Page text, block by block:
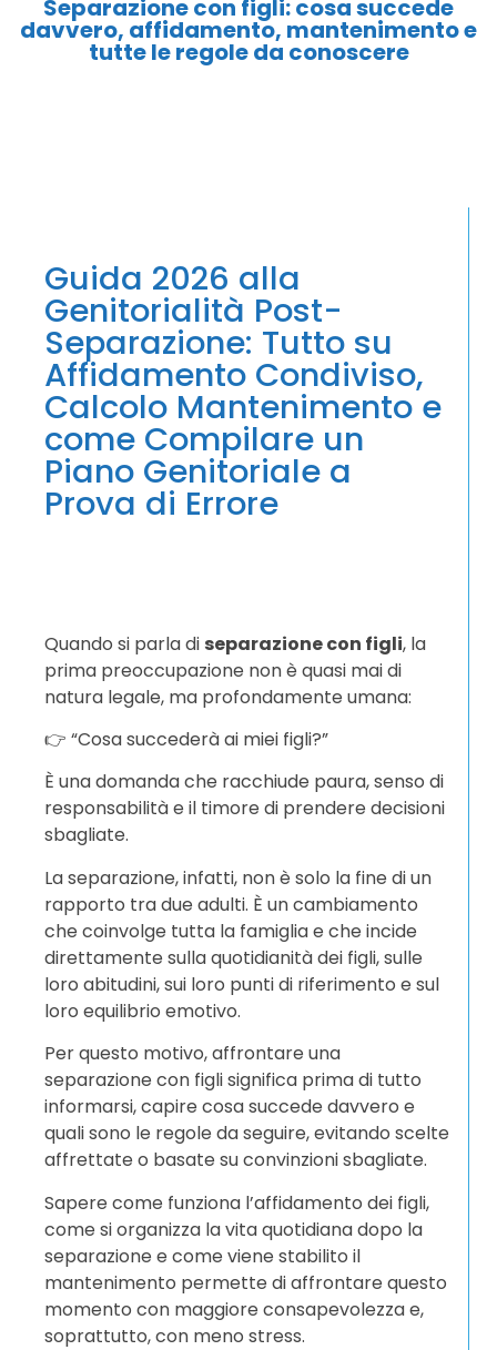
Separazione con figli: cosa succede
davvero, affidamento, mantenimento e
tutte le regole da conoscere
Guida 2026 alla
Genitorialità Post-
Separazione: Tutto su
Affidamento Condiviso,
Calcolo Mantenimento e
come Compilare un
Piano Genitoriale a
Prova di Errore
Quando si parla di separazione con figli, la
prima preoccupazione non è quasi mai di
natura legale, ma profondamente umana:
👉 “Cosa succederà ai miei figli?”
È una domanda che racchiude paura, senso di
responsabilità e il timore di prendere decisioni
sbagliate.
La separazione, infatti, non è solo la fine di un
rapporto tra due adulti. È un cambiamento
che coinvolge tutta la famiglia e che incide
direttamente sulla quotidianità dei figli, sulle
loro abitudini, sui loro punti di riferimento e sul
loro equilibrio emotivo.
Per questo motivo, affrontare una
separazione con figli significa prima di tutto
informarsi, capire cosa succede davvero e
quali sono le regole da seguire, evitando scelte
affrettate o basate su convinzioni sbagliate.
Sapere come funziona l’affidamento dei figli,
come si organizza la vita quotidiana dopo la
separazione e come viene stabilito il
mantenimento permette di affrontare questo
momento con maggiore consapevolezza e,
soprattutto, con meno stress.